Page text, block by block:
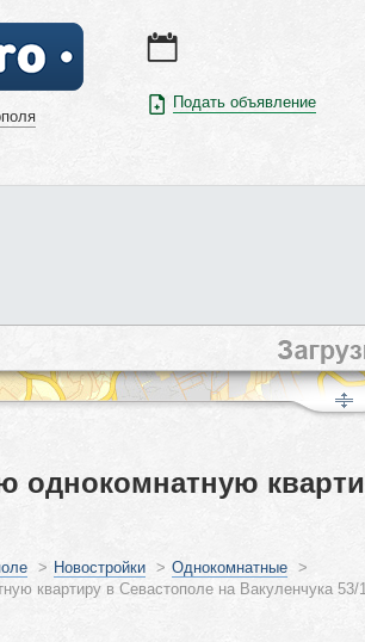
Подать объявление
однокомнатную
> Новостройки > Однокомнатные >
квартиру в Севастополе на Вакуленчука 53/